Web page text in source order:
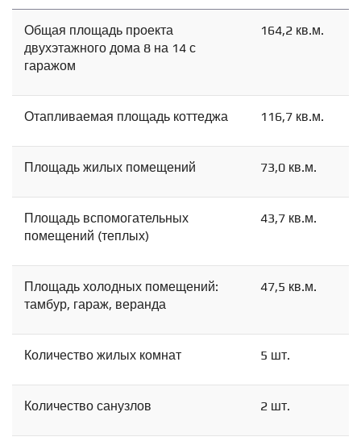
Общая площадь проекта
двухэтажного дома 8 на 14 с
гаражом
164,2 кв.м.
Отапливаемая площадь коттеджа 116,7 кв.м.
Площадь жилых помещений 73,0 кв.м.
Площадь вспомогательных
помещений (теплых)
43,7 кв.м.
Площадь холодных помещений:
тамбур, гараж, веранда
47,5 кв.м.
Количество жилых комнат 5 шт.
Количество санузлов 2 шт.